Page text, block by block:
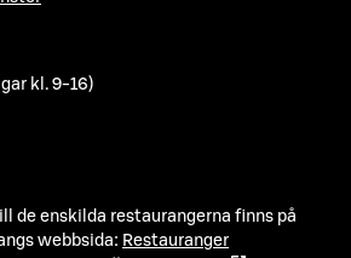
kl. 9-16)
de enskilda restaurangerna finns på
webbsida: Restauranger